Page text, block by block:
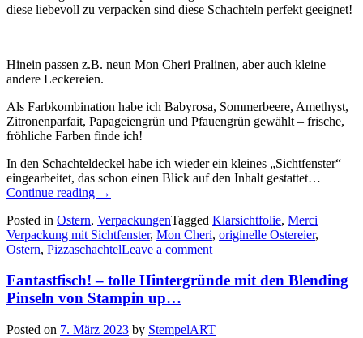
diese liebevoll zu verpacken sind diese Schachteln perfekt geeignet!
Hinein passen z.B. neun Mon Cheri Pralinen, aber auch kleine
andere Leckereien.
Als Farbkombination habe ich Babyrosa, Sommerbeere, Amethyst,
Zitronenparfait, Papageiengrün und Pfauengrün gewählt – frische,
fröhliche Farben finde ich!
In den Schachteldeckel habe ich wieder ein kleines „Sichtfenster“
eingearbeitet, das schon einen Blick auf den Inhalt gestattet…
Continue reading „Kleinigkeit
Osterhasen
–
diese
Cheri
Verpackungen
mit
Sichtfenster…“
→
Posted in Ostern, VerpackungenTagged Klarsichtfolie, Merci
Verpackung mit Sichtfenster, Mon Cheri, originelle Ostereier,
Ostern, PizzaschachtelLeave a comment
Fantastfisch! – tolle Hintergründe mit den Blending
Pinseln von Stampin up…
Posted on 7. März 2023 by StempelART